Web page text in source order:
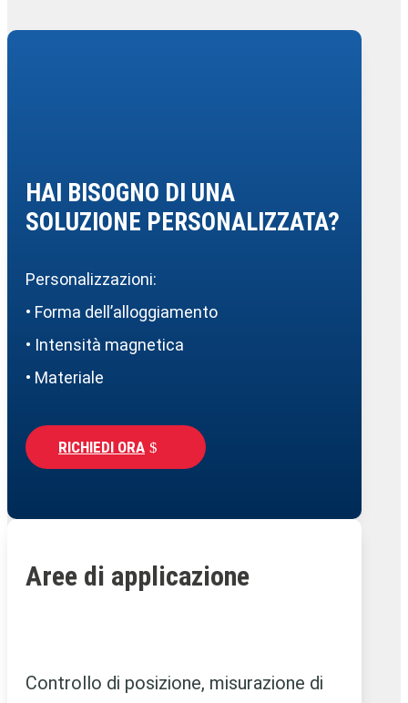
HAI BISOGNO DI UNA
SOLUZIONE PERSONALIZZATA?
Personalizzazioni:
• Forma dell’alloggiamento
• Intensità magnetica
• Materiale
RICHIEDI ORA
Aree di applicazione
Controllo di posizione, misurazione di